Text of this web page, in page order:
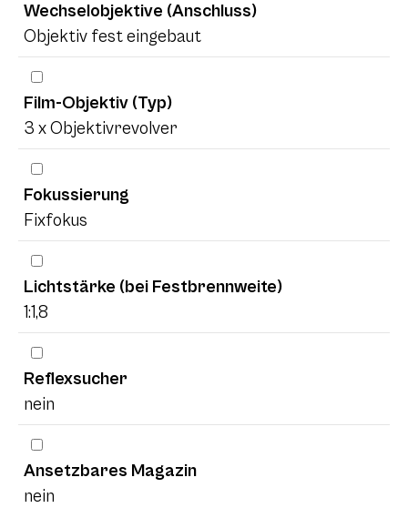
Wechselobjektive (Anschluss)
Objektiv fest eingebaut
Film-Objektiv (Typ)
3 x Objektivrevolver
Fokussierung
Fixfokus
Lichtstärke (bei Festbrennweite)
1:1,8
Reflexsucher
nein
Ansetzbares Magazin
nein